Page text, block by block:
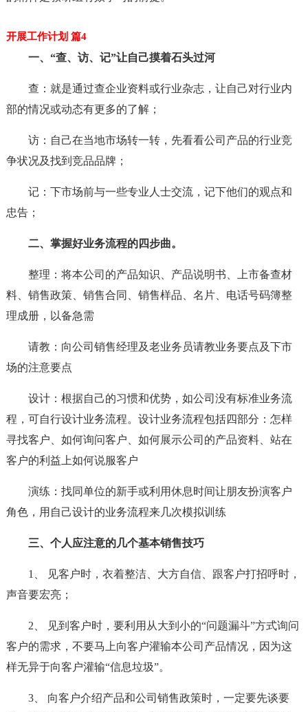
开展工作计划 篇4
一、“查、访、记”让自己摸着石头过河
查：就是通过查企业资料或行业杂志，让自己对行业内
部的情况或动态有更多的了解；
访：自己在当地市场转一转，先看看公司产品的行业竞
争状况及找到竞品品牌；
记：下市场前与一些专业人士交流，记下他们的观点和
忠告；
二、掌握好业务流程的四步曲。
整理：将本公司的产品知识、产品说明书、上市备查材
料、销售政策、销售合同、销售样品、名片、电话号码簿整
理成册，以备急需
请教：向公司销售经理及老业务员请教业务要点及下市
场的注意要点
设计：根据自己的习惯和优势，如公司没有标准业务流
程，可自行设计业务流程。设计业务流程包括四部分：怎样
寻找客户、如何询问客户、如何展示公司的产品资料、站在
客户的利益上如何说服客户
演练：找同单位的新手或利用休息时间让朋友扮演客户
角色，用自己设计的业务流程来几次模拟训练
三、个人应注意的几个基本销售技巧
1、 见客户时，衣着整洁、大方自信、跟客户打招呼时，
声音要宏亮；
2、 见到客户时，要利用从大到小的“问题漏斗”方式询问
客户的需求，不要马上向客户灌输本公司产品情况，因为这
样无异于向客户灌输“信息垃圾”。
3、 向客户介绍产品和公司销售政策时，一定要先谈要